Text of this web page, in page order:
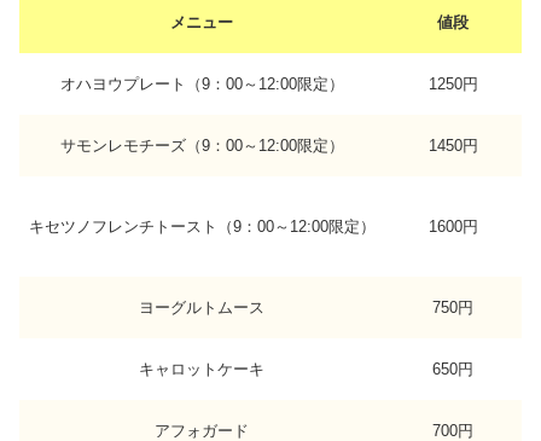
メニュー 値段
オハヨウプレート（9：00～12:00限定） 1250円
サモンレモチーズ（9：00～12:00限定） 1450円
キセツノフレンチトースト（9：00～12:00限定） 1600円
ヨーグルトムース 750円
キャロットケーキ 650円
アフォガード 700円